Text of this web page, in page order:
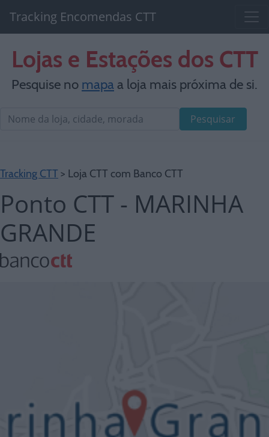
Tracking Encomendas CTT
Lojas e Estações dos CTT
Pesquise no mapaa loja mais próxima de si.
Pesquisar
Tracking CTT > Loja CTT com Banco CTT
Ponto CTT - MARINHA
GRANDE